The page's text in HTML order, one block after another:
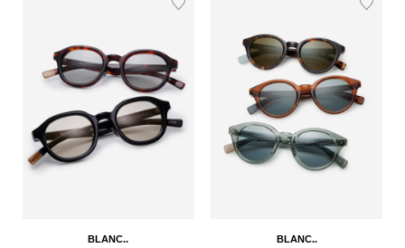
BLANC.. BLANC..